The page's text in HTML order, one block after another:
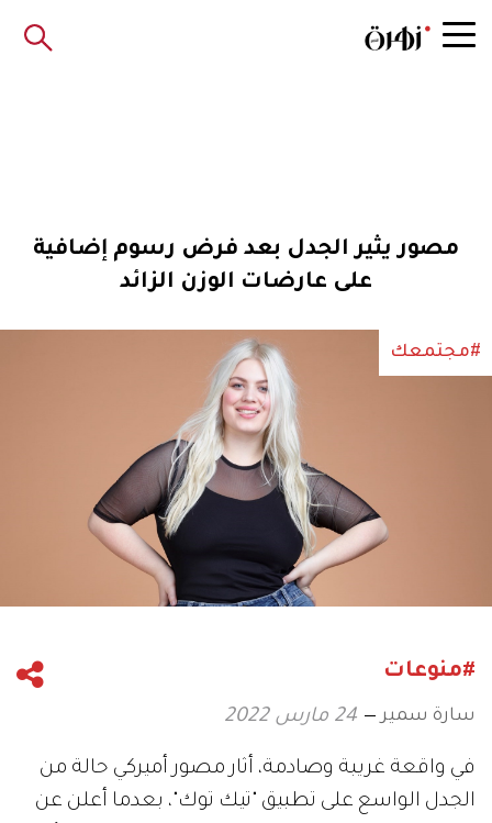
مصور يثير الجدل بعد فرض رسوم إضافية
على عارضات الوزن الزائد
#مجتمعك
#منوعات
سارة سمير 24 مارس 2022
في واقعة غريبة وصادمة، أثار مصور أميركي حالة من
الجدل الواسع على تطبيق "تيك توك"، بعدما أعلن عن